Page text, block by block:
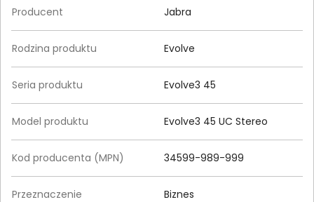
Producent Jabra
Rodzina produktu Evolve
Seria produktu Evolve3 45
Model produktu Evolve3 45 UC Stereo
Kod producenta (MPN) 34599-989-999
Przeznaczenie Biznes